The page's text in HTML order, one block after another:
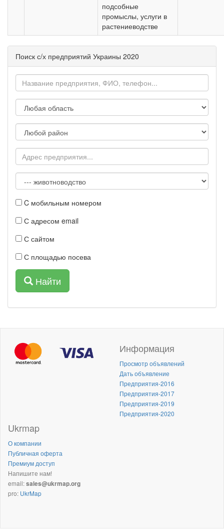
подсобные
промыслы, услуги в
растениеводстве
Поиск с/х предприятий Украины 2020
C мобильным номером
С адресом email
С сайтом
С площадью посева
Найти
Информация
Просмотр объявлений
Дать объявление
Предприятия-2016
Предприятия-2017
Предприятия-2019
Предприятия-2020
Ukrmap
О компании
Публичная оферта
Премиум доступ
Напишите нам!
email:sales@ukrmap.org
pro: UkrMap